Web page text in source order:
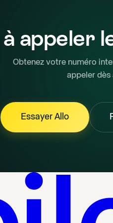
appeler
Obtenez votre numéro
appeler dès
Essayer Allo